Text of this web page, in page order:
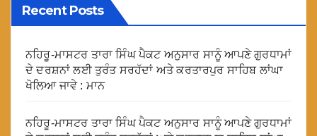
Recent Posts
ਨਹਿਰੂ-ਮਾਸਟਰ ਤਾਰਾ ਸਿੰਘ ਪੈਕਟ ਅਨੁਸਾਰ ਸਾਨੂੰ ਆਪਣੇ ਗੁਰਧਾਮਾਂ
ਦੇ ਦਰਸ਼ਨਾਂ ਲਈ ਤੁਰੰਤ ਸਰਹੱਦਾਂ ਅਤੇ ਕਰਤਾਰਪੁਰ ਸਾਹਿਬ ਲਾਂਘਾ
ਖੋਲਿਆ ਜਾਵੇ : ਮਾਨ
ਨਹਿਰੂ-ਮਾਸਟਰ ਤਾਰਾ ਸਿੰਘ ਪੈਕਟ ਅਨੁਸਾਰ ਸਾਨੂੰ ਆਪਣੇ ਗੁਰਧਾਮਾਂ